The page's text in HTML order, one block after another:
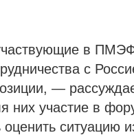
в
с
—
них участие в
ситуацию